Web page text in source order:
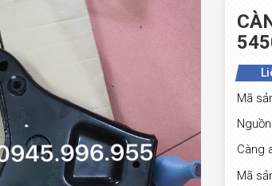
Mã
Càng
Mã